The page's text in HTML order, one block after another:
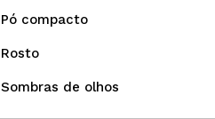
Pó compacto
Rosto
Sombras de olhos